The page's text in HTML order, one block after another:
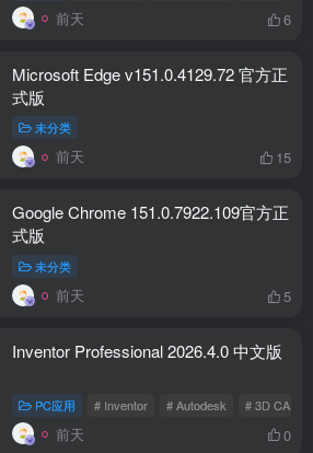
前天 6
Microsoft Edge v151.0.4129.72 官方正
式版
未分类
前天 15
Google Chrome 151.0.7922.109官方正
式版
未分类
前天 5
Inventor Professional 2026.4.0 中文版
PC应用 # Inventor # Autodesk # 3D CAD
前天 0